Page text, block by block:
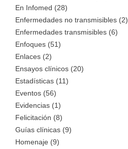
En Infomed (28)
Enfermedades no transmisibles (2)
Enfermedades transmisibles (6)
Enfoques (51)
Enlaces (2)
Ensayos clínicos (20)
Estadísticas (11)
Eventos (56)
Evidencias (1)
Felicitación (8)
Guías clínicas (9)
Homenaje (9)